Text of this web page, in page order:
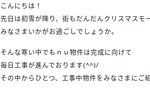
こんにちは！
先日は初雪が降り、街もだんだんクリスマスモ
みなさまいかがお過ごしでしょうか。
そんな寒い中でもｎｕ物件は完成に向けて
毎日工事が進んでおります(^^)/
その中からひとつ、工事中物件をみなさまにご